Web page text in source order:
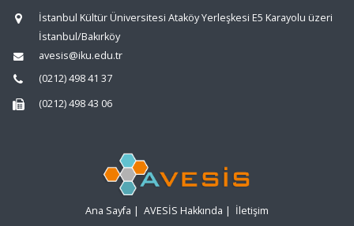
İstanbul Kültür Üniversitesi Ataköy Yerleşkesi E5 Karayolu üzeri
İstanbul/Bakırköy
avesis@iku.edu.tr
(0212) 498 41 37
(0212) 498 43 06
Ana Sayfa | AVESİS Hakkında | İletişim